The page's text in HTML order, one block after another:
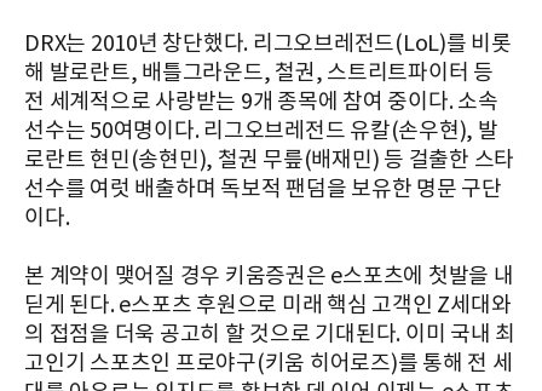
DRX는 2010년 창단했다. 리그오브레전드(LoL)를 비롯
해 발로란트, 배틀그라운드, 철권, 스트리트파이터 등
전 세계적으로 사랑받는 9개 종목에 참여 중이다. 소속
선수는 50여명이다. 리그오브레전드 유칼(손우현), 발
로란트 현민(송현민), 철권 무릎(배재민) 등 걸출한 스타
선수를 여럿 배출하며 독보적 팬덤을 보유한 명문 구단
이다.
본 계약이 맺어질 경우 키움증권은 e스포츠에 첫발을 내
딛게 된다. e스포츠 후원으로 미래 핵심 고객인 Z세대와
의 접점을 더욱 공고히 할 것으로 기대된다. 이미 국내 최
고인기 스포츠인 프로야구(키움 히어로즈)를 통해 전 세